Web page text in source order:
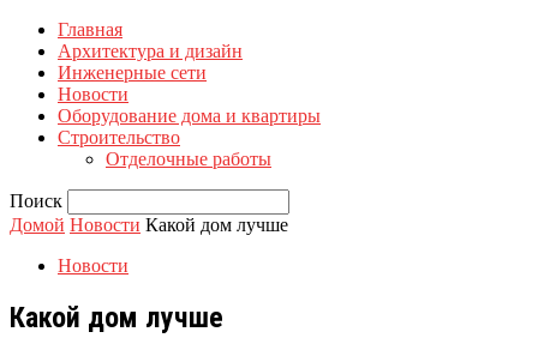
Главная
Архитектура и дизайн
Инженерные сети
Новости
Оборудование дома и квартиры
Строительство
Отделочные работы
Поиск
Домой Новости Какой дом лучше
Новости
Какой дом лучше